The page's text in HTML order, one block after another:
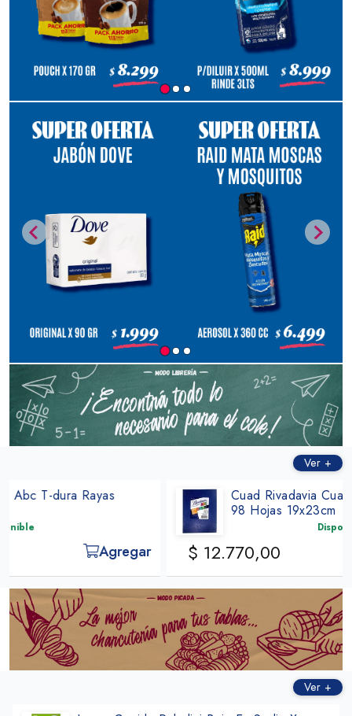
Ver +
Cuad Rivadavia Cuadros 1x1cm Azul
Disponible
$ 12.770,00 Agregar
Ver +